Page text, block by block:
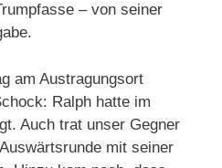
– von seiner
am Austragungsort
Ralph hatte im
Auch trat unser Gegner
mit seiner